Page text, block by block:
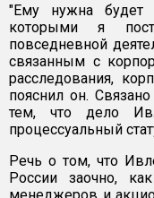
"Ему нужна будет
которыми я
повседневной
связанным с
расследования,
пояснил он.
тем, что дело
процессуальный
Речь о том, что
России заочно,
менеджеров и